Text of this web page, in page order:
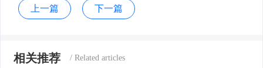
上一篇 下一篇
相关推荐